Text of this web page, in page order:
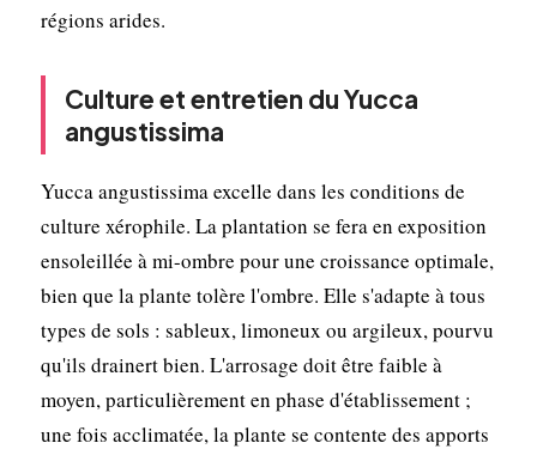
régions arides.
Culture et entretien du Yucca
angustissima
Yucca angustissima excelle dans les conditions de
culture xérophile. La plantation se fera en exposition
ensoleillée à mi-ombre pour une croissance optimale,
bien que la plante tolère l'ombre. Elle s'adapte à tous
types de sols : sableux, limoneux ou argileux, pourvu
qu'ils drainert bien. L'arrosage doit être faible à
moyen, particulièrement en phase d'établissement ;
une fois acclimatée, la plante se contente des apports